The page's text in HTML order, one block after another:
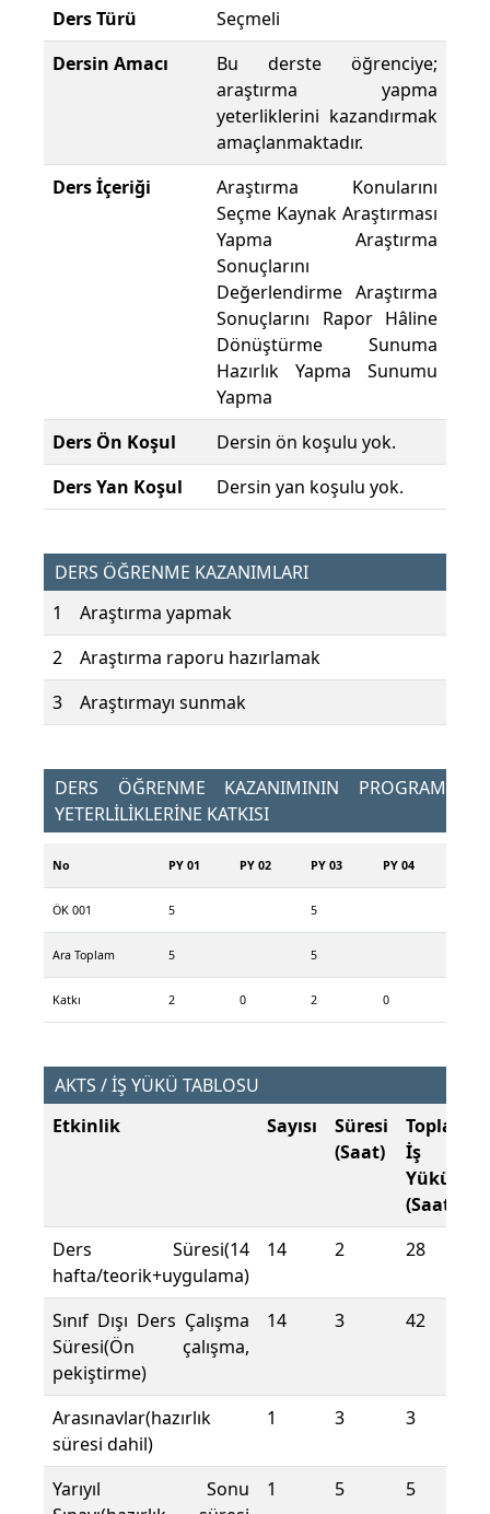
Ders Türü
Seçmeli
Dersin Amacı
Bu derste öğrenciye;
araştırma yapma
yeterliklerini kazandırmak
amaçlanmaktadır.
Ders İçeriği
Araştırma Konularını
Seçme Kaynak Araştırması
Yapma Araştırma
Sonuçlarını
Değerlendirme Araştırma
Sonuçlarını Rapor Hâline
Dönüştürme Sunuma
Hazırlık Yapma Sunumu
Yapma
Ders Ön Koşul
Dersin ön koşulu yok.
Ders Yan Koşul
Dersin yan koşulu yok.
DERS ÖĞRENME KAZANIMLARI
1
Araştırma yapmak
2
Araştırma raporu hazırlamak
3
Araştırmayı sunmak
DERS ÖĞRENME KAZANIMININ PROGRAM
YETERLİLİKLERİNE KATKISI
No PY 01 PY 02 PY 03 PY 04
ÖK 001 5 5
Ara Toplam 5 5
Katkı 2 0 2 0
AKTS / İŞ YÜKÜ TABLOSU
Etkinlik
Sayısı
Süresi
(Saat)
Toplam
İş
Yükü
(Saat)
Ders Süresi(14
hafta/teorik+uygulama)
14 2 28
Sınıf Dışı Ders Çalışma
Süresi(Ön çalışma,
pekiştirme)
14 3 42
Arasınavlar(hazırlık
süresi dahil)
1 3 3
Yarıyıl Sonu
1 5 5